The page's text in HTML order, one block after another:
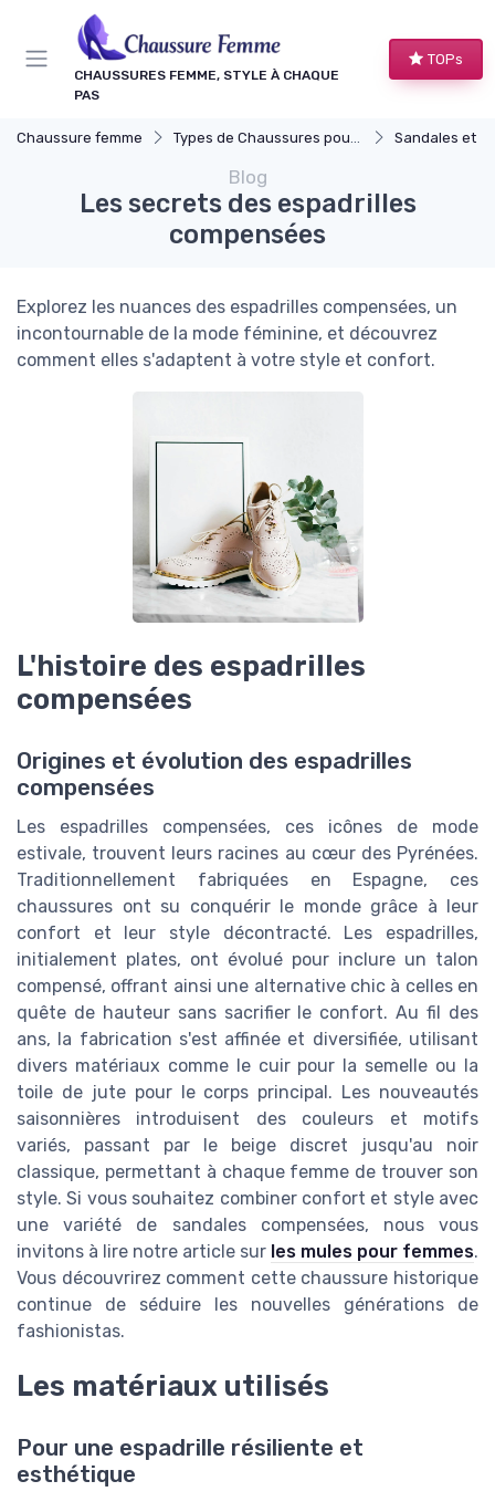
CHAUSSURES FEMME, STYLE À CHAQUE
PAS
TOPs
Chaussure femme Types de Chaussures pour Femmes Sandales et
Blog
Les secrets des espadrilles
compensées
Explorez les nuances des espadrilles compensées, un
incontournable de la mode féminine, et découvrez
comment elles s'adaptent à votre style et confort.
L'histoire des espadrilles
compensées
Origines et évolution des espadrilles
compensées
Les espadrilles compensées, ces icônes de mode
estivale, trouvent leurs racines au cœur des Pyrénées.
Traditionnellement fabriquées en Espagne, ces
chaussures ont su conquérir le monde grâce à leur
confort et leur style décontracté. Les espadrilles,
initialement plates, ont évolué pour inclure un talon
compensé, offrant ainsi une alternative chic à celles en
quête de hauteur sans sacrifier le confort. Au fil des
ans, la fabrication s'est affinée et diversifiée, utilisant
divers matériaux comme le cuir pour la semelle ou la
toile de jute pour le corps principal. Les nouveautés
saisonnières introduisent des couleurs et motifs
variés, passant par le beige discret jusqu'au noir
classique, permettant à chaque femme de trouver son
style. Si vous souhaitez combiner confort et style avec
une variété de sandales compensées, nous vous
invitons à lire notre article sur les mules pour femmes.
Vous découvrirez comment cette chaussure historique
continue de séduire les nouvelles générations de
fashionistas.
Les matériaux utilisés
Pour une espadrille résiliente et
esthétique
Panneau de gestion des cookies